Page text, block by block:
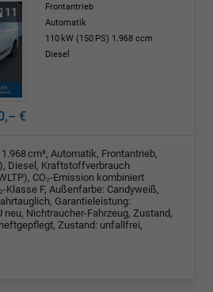
11
Frontantrieb
Automatik
110 kW (150 PS) 1.968 ccm
Diesel
€
cm³, Automatik, Frontantrieb,
Diesel, Kraftstoffverbrauch
CO₂-Emission kombiniert
Klasse F, Außenfarbe: Candyweiß,
Garantieleistung:
neu, Nichtraucher-Fahrzeug, Zustand,
Zustand: unfallfrei,